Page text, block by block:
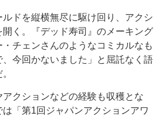
ドを縦横無尽に駆け回り、アクシ
開く。『デッド寿司』のメーキング
チェンさんのようなコミカルなも
今回かないました」と屈託なく語
クションなどの経験も収穫とな
「第1回ジャパンアクションアワ